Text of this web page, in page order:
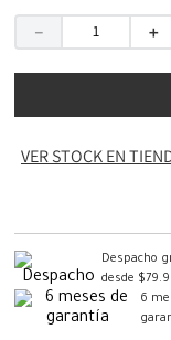
＋
－
VER STOCK EN
Despacho
desde
6